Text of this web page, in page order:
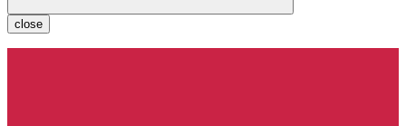
close